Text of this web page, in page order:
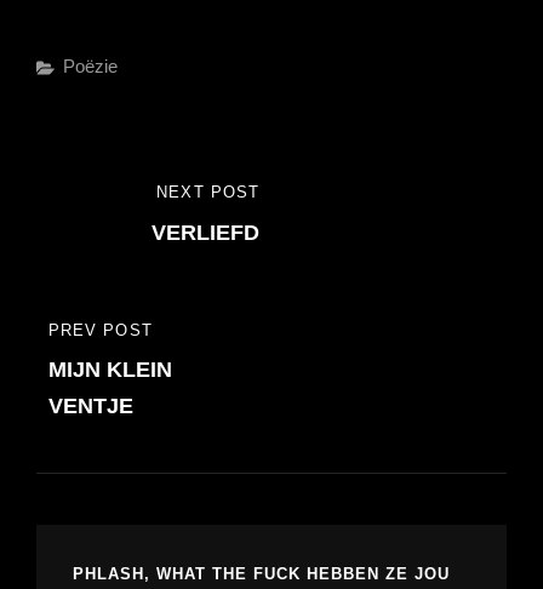
Categories
Poëzie
navigatie
PREVIOUS
POST
PREV POST
MIJN KLEIN
VENTJE
NEXT POST
VERLIEFD
PHLASH, WHAT THE FUCK HEBBEN ZE JOU